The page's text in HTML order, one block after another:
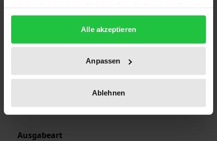
gesammelt haben.
Alle akzeptieren
Anpassen
Ablehnen
Erscheinungsdatum
01.01.1997
1997
Rombach
Ausgabeart